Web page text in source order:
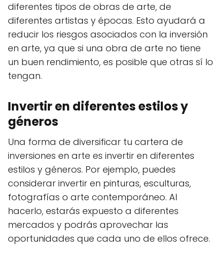
diferentes tipos de obras de arte, de
diferentes artistas y épocas. Esto ayudará a
reducir los riesgos asociados con la inversión
en arte, ya que si una obra de arte no tiene
un buen rendimiento, es posible que otras sí lo
tengan.
Invertir en diferentes estilos y
géneros
Una forma de diversificar tu cartera de
inversiones en arte es invertir en diferentes
estilos y géneros. Por ejemplo, puedes
considerar invertir en pinturas, esculturas,
fotografías o arte contemporáneo. Al
hacerlo, estarás expuesto a diferentes
mercados y podrás aprovechar las
oportunidades que cada uno de ellos ofrece.